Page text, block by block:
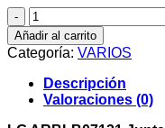
LG
ARBLB07121
Junta
derivación
U.Exteriores
recuperador
calor
Añadir al carrito
Categoría: VARIOS
Descripción
Valoraciones (0)